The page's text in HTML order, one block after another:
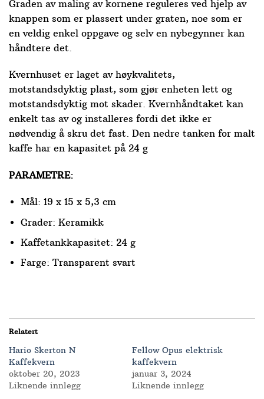
Graden av maling av kornene reguleres ved hjelp av
knappen som er plassert under graten, noe som er
en veldig enkel oppgave og selv en nybegynner kan
håndtere det.
Kvernhuset er laget av høykvalitets,
motstandsdyktig plast, som gjør enheten lett og
motstandsdyktig mot skader. Kvernhåndtaket kan
enkelt tas av og installeres fordi det ikke er
nødvendig å skru det fast. Den nedre tanken for malt
kaffe har en kapasitet på 24 g
PARAMETRE:
Mål: 19 x 15 x 5,3 cm
Grader: Keramikk
Kaffetankkapasitet: 24 g
Farge: Transparent svart
Relatert
Hario Skerton N
Kaffekvern
oktober 20, 2023
Liknende innlegg
Fellow Opus elektrisk
kaffekvern
januar 3, 2024
Liknende innlegg